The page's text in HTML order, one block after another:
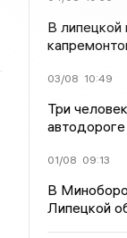
В
03/08 10:49
Три
01/08 09:13
В
Липецкой